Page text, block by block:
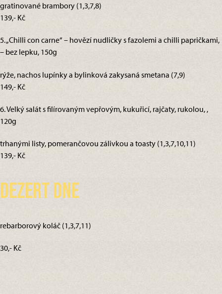
gratinované brambory (1,3,7,8)
139,- Kč
5. „Chilli con carne“ – hovězí nudličky s fazolemi a chilli papričkami,
– bez lepku, 150g
rýže, nachos lupínky a bylinková zakysaná smetana (7,9)
149,- Kč
6. Velký salát s filírovaným vepřovým, kukuřicí, rajčaty, rukolou, ,
120g
trhanými listy, pomerančovou zálivkou a toasty (1,3,7,10,11)
139,- Kč
Dezert dne
rebarborový koláč (1,3,7,11)
30,- Kč